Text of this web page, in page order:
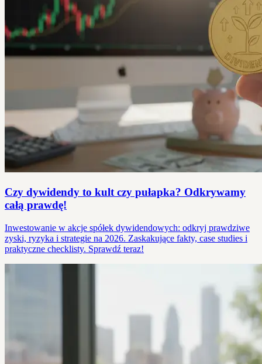
Czy dywidendy to kult czy pułapka? Odkrywamy
całą prawdę!
Inwestowanie w akcje spółek dywidendowych: odkryj prawdziwe
zyski, ryzyka i strategie na 2026. Zaskakujące fakty, case studies i
praktyczne checklisty. Sprawdź teraz!